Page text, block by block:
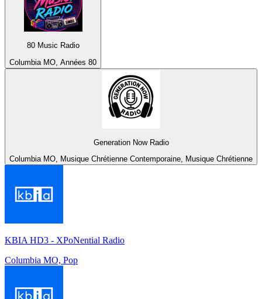
80 Music Radio
Columbia MO, Années 80
Generation Now Radio
Columbia MO, Musique Chrétienne Contemporaine, Musique Chrétienne
KBIA HD3 - XPoNential Radio
Columbia MO, Pop